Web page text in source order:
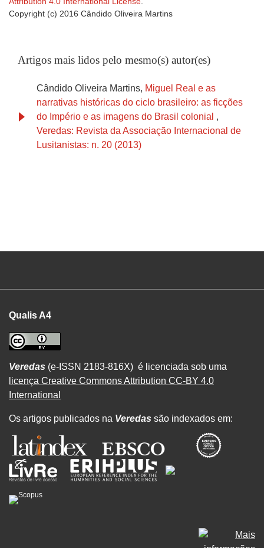
Copyright (c) 2016 Cândido Oliveira Martins
Artigos mais lidos pelo mesmo(s) autor(es)
Cândido Oliveira Martins, Miguel Real e as
narrativas históricas do ciclo brasileiro: as ficções
do Império e as imagens do Brasil colonial ,
Veredas: Revista da Associação Internacional de
Lusitanistas: n. 20 (2013)
Qualis A4
Veredas (e-ISSN 2183-816X) é licenciada sob uma
licença Creative Commons Attribution CC-BY 4.0
International
Os artigos publicados na Veredas são indexados em: